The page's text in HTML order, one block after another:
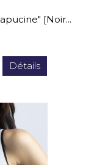
[Noir...
Détails